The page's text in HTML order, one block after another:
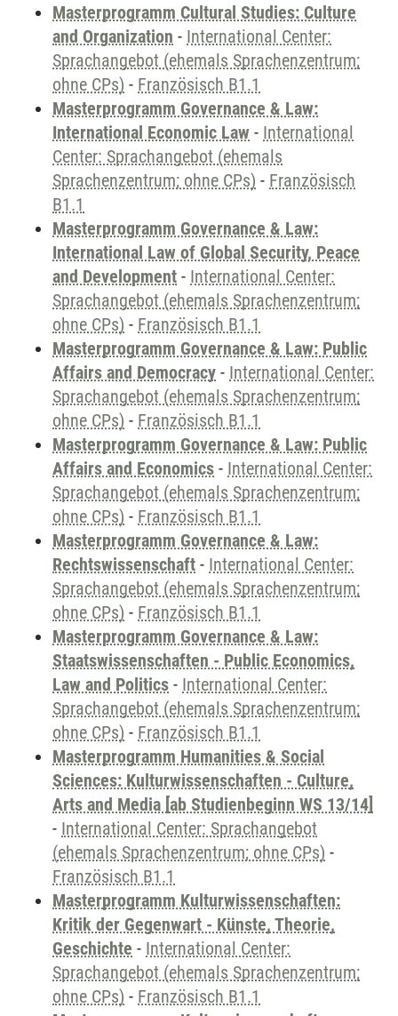
Masterprogramm Cultural Studies: Culture
and Organization - International Center:
Sprachangebot (ehemals Sprachenzentrum;
ohne CPs) - Französisch B1.1
Masterprogramm Governance & Law:
International Economic Law - International
Center: Sprachangebot (ehemals
Sprachenzentrum; ohne CPs) - Französisch
B1.1
Masterprogramm Governance & Law:
International Law of Global Security, Peace
and Development - International Center:
Sprachangebot (ehemals Sprachenzentrum;
ohne CPs) - Französisch B1.1
Masterprogramm Governance & Law: Public
Affairs and Democracy - International Center:
Sprachangebot (ehemals Sprachenzentrum;
ohne CPs) - Französisch B1.1
Masterprogramm Governance & Law: Public
Affairs and Economics - International Center:
Sprachangebot (ehemals Sprachenzentrum;
ohne CPs) - Französisch B1.1
Masterprogramm Governance & Law:
Rechtswissenschaft - International Center:
Sprachangebot (ehemals Sprachenzentrum;
ohne CPs) - Französisch B1.1
Masterprogramm Governance & Law:
Staatswissenschaften - Public Economics,
Law and Politics - International Center:
Sprachangebot (ehemals Sprachenzentrum;
ohne CPs) - Französisch B1.1
Masterprogramm Humanities & Social
Sciences: Kulturwissenschaften - Culture,
Arts and Media [ab Studienbeginn WS 13/14]
- International Center: Sprachangebot
(ehemals Sprachenzentrum; ohne CPs) -
Französisch B1.1
Masterprogramm Kulturwissenschaften:
Kritik der Gegenwart - Künste, Theorie,
Geschichte - International Center:
Sprachangebot (ehemals Sprachenzentrum;
ohne CPs) - Französisch B1.1